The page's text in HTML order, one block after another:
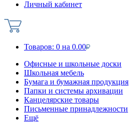
Личный кабинет
Товаров: 0 на 0.00
Офисные и школьные доски
Школьная мебель
Бумага и бумажная продукция
Папки и системы архивации
Канцелярские товары
Письменные принадлежности
Ещё